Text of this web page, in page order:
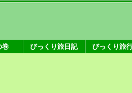
巻 びっくり旅日記
びっくり旅